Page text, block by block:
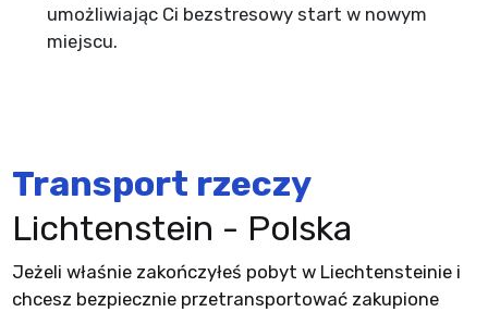
umożliwiając Ci bezstresowy start w nowym
miejscu.
Transport rzeczy
Lichtenstein - Polska
Jeżeli właśnie zakończyłeś pobyt w Liechtensteinie i
chcesz bezpiecznie przetransportować zakupione